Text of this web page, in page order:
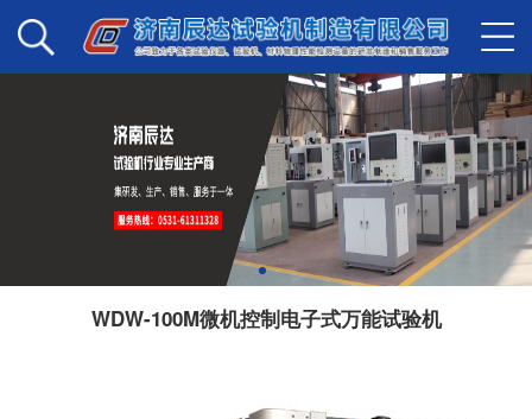
WDW-100M微机控制电子式万能试验机